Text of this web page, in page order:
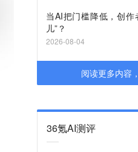
当AI把门槛降低，创作
儿”？
2026-08-04
阅读更多内容
36氪AI测评